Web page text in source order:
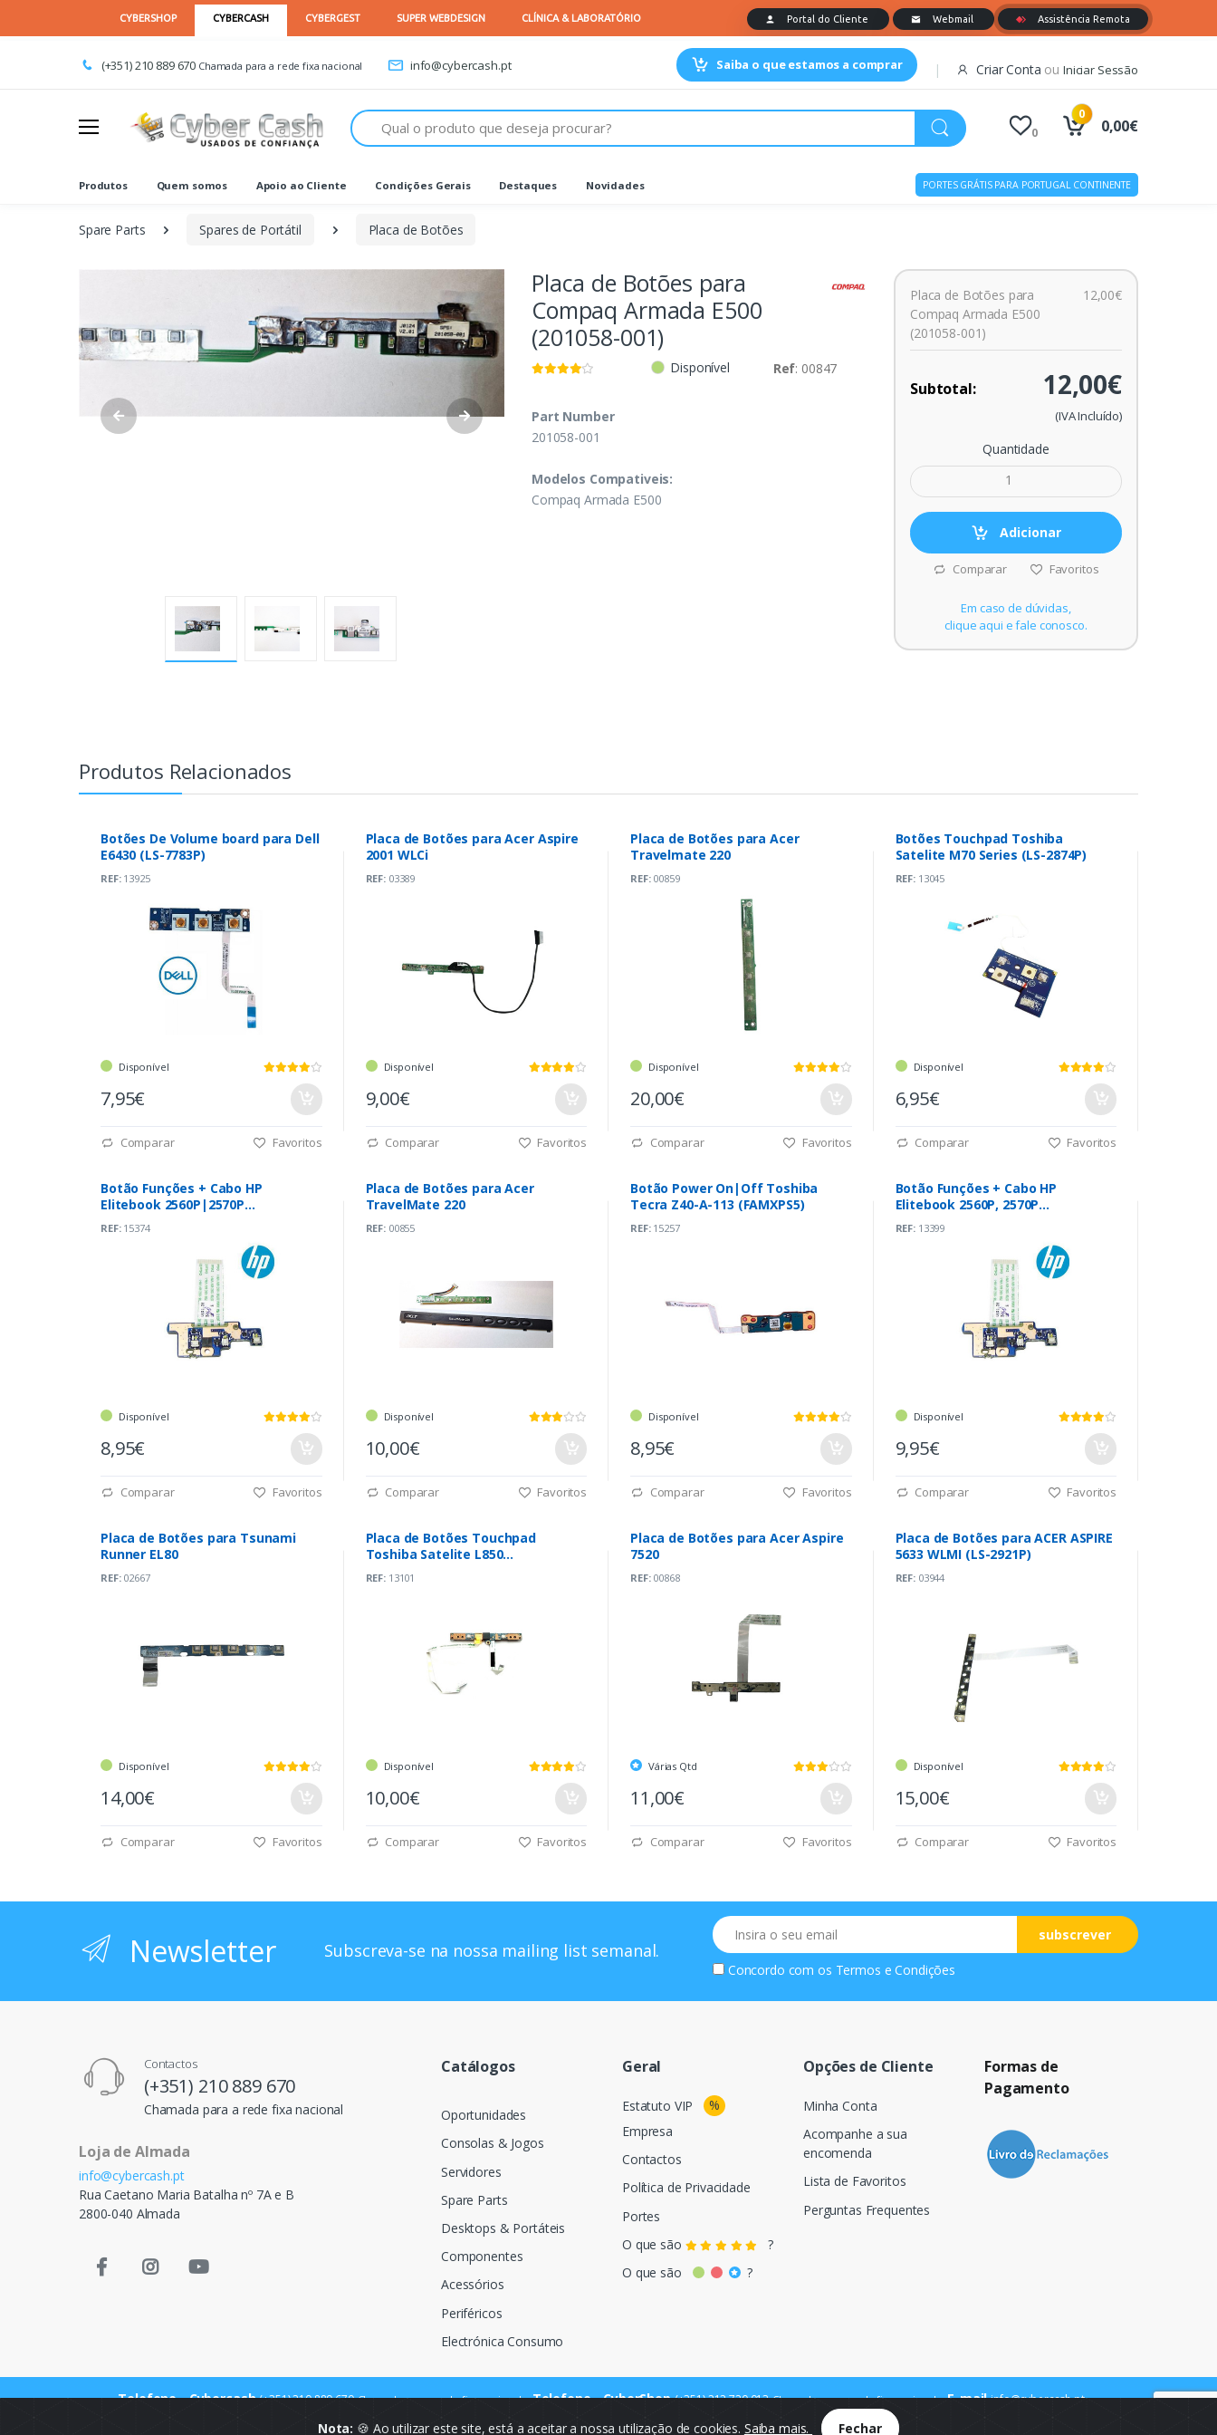
(+351) 210 889 670 Chamada para a rede fixa nacional info@cybercash.pt Saiba o que estamos a comprar Criar Conta ouIniciar Sessão
Procurar
0
0
0,00€
Produtos Quem somos Apoio ao Cliente Condições Gerais Destaques Novidades PORTES GRÁTIS PARA PORTUGAL CONTINENTE
Spare Parts Spares de Portátil Placa de Botões
Placa de Botões para
Compaq Armada E500
(201058-001)
Disponível Ref: 00847
Part Number
201058-001
Modelos Compativeis:
Compaq Armada E500
Placa de Botões para
Compaq Armada E500
(201058-001)
12,00€
Subtotal: 12,00€
(IVA Incluído)
Quantidade
Adicionar
Comparar Favoritos
Em caso de dúvidas,
clique aqui e fale conosco.
Produtos Relacionados
Botões De Volume board para Dell
E6430 (LS-7783P)
REF:13925
Disponível
7,95€
Comparar Favoritos
Placa de Botões para Acer Aspire
2001 WLCi
REF:03389
Disponível
9,00€
Comparar Favoritos
Placa de Botões para Acer
Travelmate 220
REF:00859
Disponível
20,00€
Comparar Favoritos
Botões Touchpad Toshiba
Satelite M70 Series (LS-2874P)
REF:13045
Disponível
6,95€
Comparar Favoritos
Botão Funções + Cabo HP
Elitebook 2560P|2570P
REF:15374
Disponível
8,95€
Comparar Favoritos
Placa de Botões para Acer
TravelMate 220
REF:00855
Disponível
10,00€
Comparar Favoritos
Botão Power On|Off Toshiba
Tecra Z40-A-113 (FAMXPS5)
REF:15257
Disponível
8,95€
Comparar Favoritos
Botão Funções + Cabo HP
Elitebook 2560P, 2570P
REF:13399
Disponível
9,95€
Comparar Favoritos
Placa de Botões para Tsunami
Runner EL80
REF:02667
Disponível
14,00€
Comparar Favoritos
Placa de Botões Touchpad
Toshiba Satelite L850
REF:13101
Disponível
10,00€
Comparar Favoritos
Placa de Botões para Acer Aspire
7520
REF:00868
Várias Qtd
11,00€
Comparar Favoritos
Placa de Botões para ACER ASPIRE
5633 WLMI (LS-2921P)
REF:03944
Disponível
15,00€
Comparar Favoritos
Newsletter Subscreva-se na nossa mailing list semanal.
Email
subscrever
Concordo com os Termos e Condições
Contactos
(+351) 210 889 670
Chamada para a rede fixa nacional
Loja de Almada
info@cybercash.pt
Rua Caetano Maria Batalha nº 7A e B
2800-040 Almada
Catálogos
Oportunidades
Consolas & Jogos
Servidores
Spare Parts
Desktops & Portáteis
Componentes
Acessórios
Periféricos
Electrónica Consumo
Geral
Estatuto VIP
%
Empresa
Contactos
Política de Privacidade
Portes
O que são
?
O que são
?
Opções de Cliente
Minha Conta
Acompanhe a sua
encomenda
Lista de Favoritos
Perguntas Frequentes
Formas de
Pagamento
Telefone - Cybercash (+351) 210 889 670 Chamada para a rede fixa nacional Telefone - CyberShop (+351) 212 720 013 Chamada para a rede fixa nacional E-mail info@cybercash.pt
Nota: 🍪 Ao utilizar este site, está a aceitar a nossa utilização de cookies. Saiba mais. Fechar